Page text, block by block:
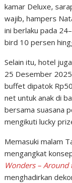
kamar Deluxe,
wajib, hampers
ini berlaku pada
bird 10 persen
Selain itu, hotel
25 Desember
buffet dipatok
net untuk anak di
bersama suasana
mengikuti lucky
Memasuki malam
mengangkat
Wonders –
menghadirkan